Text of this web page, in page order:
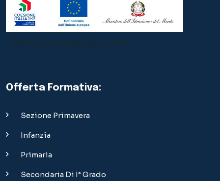
PON Piano estate 2021-2027
Offerta Formativa:
Sezione Primavera
Infanzia
Primaria
Secondaria Di I° Grado